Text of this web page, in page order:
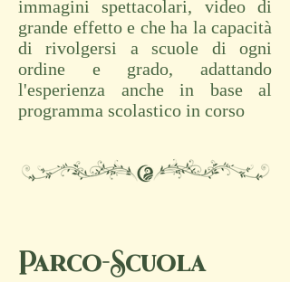
immagini spettacolari, video di
grande effetto e che ha la capacità
di rivolgersi a scuole di ogni
ordine e grado, adattando
l'esperienza anche in base al
programma scolastico in corso
Parco-Scuola